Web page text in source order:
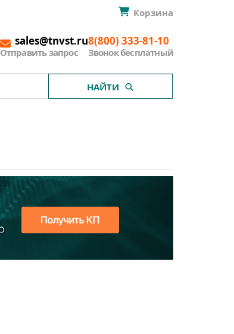
Корзина
sales@tnvst.ru
Отправить запрос
8(800) 333-81-10
Звонок бесплатный
НАЙТИ